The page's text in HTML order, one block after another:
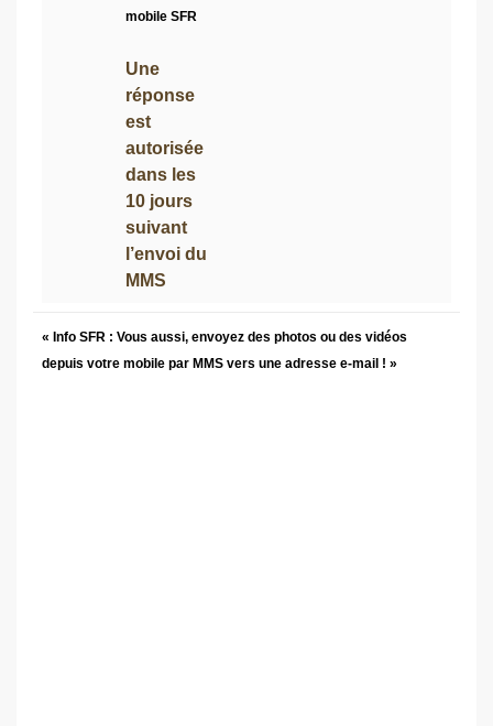
mobile SFR
Une
réponse
est
autorisée
dans les
10 jours
suivant
l’envoi du
MMS
« Info SFR : Vous aussi, envoyez des photos ou des vidéos
depuis votre mobile par MMS vers une adresse e-mail ! »